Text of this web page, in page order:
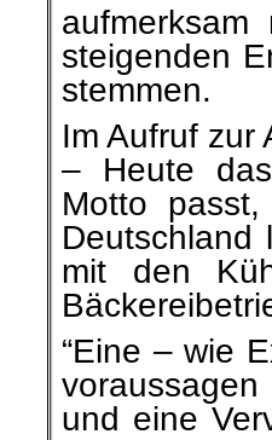
steigenden
stemmen.
Im Aufruf zur
– Heute
Motto
Deutschland
mit den
“Eine – wie
und eine